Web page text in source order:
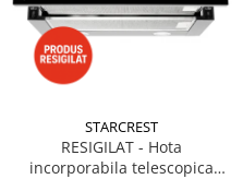
STARCREST
RESIGILAT - Hota
incorporabila telescopica